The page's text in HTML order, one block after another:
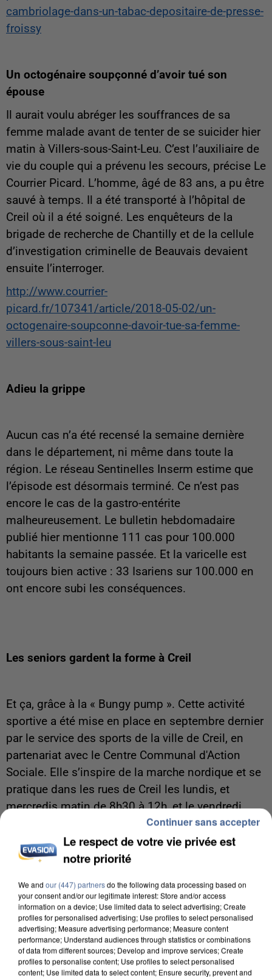
cambriolage-dans-un-tabac-depositaire-de-presse-
froissy
Un octogénaire soupçonné d’avoir tué son
épouse
Il aurait voulu abréger les souffrances de sa
femme malade avant de tenter de se suicider hier
matin à Villers-sous-Saint-Leu. C’est l’auxiliaire de
vie du couple qui a prévenu les secours, précise Le
Courrier Picard. L’homme, âgé de 83 ans, a pu être
sauvé à temps. Il a été transporté à l’hôpital de
Creil où il a été soigné. Les enquêteurs de la
brigade de recherche de Chantilly et de la cellule
d’investigation criminelle de Beauvais devaient
ensuite l’interroger.
http://www.courrier-
picard.fr/107341/article/2018-05-02/un-
octogenaire-soupconne-davoir-tue-sa-femme-
villers-sous-saint-leu
Adieu la grippe
Aucun cas n’a été recensé la semaine dernière
dans le département, ni même dans toute la
région. Le réseau Sentinelles Inserm estime que
l’épisode est désormais terminé. Ce n’est pas
encore le cas de la gastro-entérite
malheureusement. Le bulletin hebdomadaire
publié hier mentionne 111 cas pour 100.000
habitants la semaine passée. Et la varicelle est
toujours bien active : 33 Isariens sur 100.000 en
ont encore subi les conséquences.
Les seniors gardent la forme à Creil
Et ça, grâce à la « Bungy pump ». Cette activité
sportive a été mise en place en septembre dernier
par le service des sports de la ville de Creil, en
partenariat avec le Centre Communal d'Action
Sociale. Elle s’inspire de la marche nordique et se
pratique dans les rues de Creil les lundis, et
mercredis matin de 8h30 à 12h, et le vendredi
après-midi de 13h30 à 16h30. Il faut toutefois
répondre à certains critères de santé avant
d’intégrer l’un des deux groupes de 15 personnes.
LES ARTICLES LES PLUS VUS
Le respect de votre vie privée est
notre priorité
We and our (447) partnersdo the following data processing based on
your consent and/or our legitimate interest: Store and/or access
information on a device; Use limited data to select advertising; Create
profiles for personalised advertising; Use profiles to select personalised
advertising; Measure advertising performance; Measure content
performance; Understand audiences through statistics or combinations
of data from different sources; Develop and improve services; Create
profiles to personalise content; Use profiles to select personalised
content; Use limited data to select content; Ensure security, prevent and
Continuer sans accepter